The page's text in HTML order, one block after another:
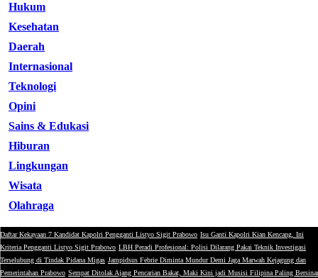
Hukum
Kesehatan
Daerah
Internasional
Teknologi
Opini
Sains & Edukasi
Hiburan
Lingkungan
Wisata
Olahraga
Daftar Kekayaan 7 Kandidat Kapolri Pengganti Listyo Sigit Prabowo Isu Ganti Kapolri Kian Kencang, Ini
Kriteria Pengganti Listyo Sigit Prabowo LBH Peradi Profesional: Polisi Dilarang Pakai Teknik Investigasi
Terselubung di Tindak Pidana Migas Jampidsus Febrie Diminta Mundur Demi Jaga Marwah Kejagung dan
Pemerintahan Prabowo Sempat Ditolak Ajang Pencarian Bakat, Maki Kini jadi Musisi Filipina Paling Bersinar
Ekonomi